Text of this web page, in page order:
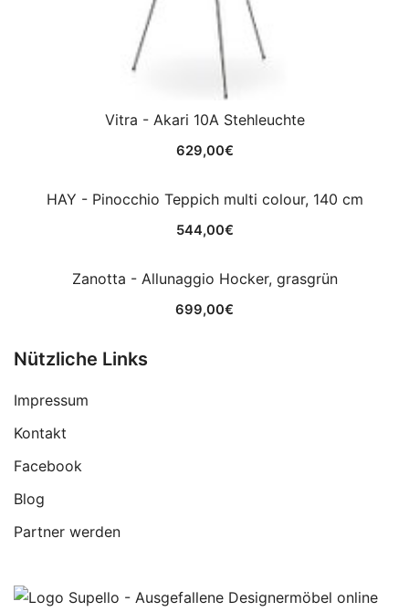
Vitra - Akari 10A Stehleuchte
629,00€
HAY - Pinocchio Teppich multi colour, 140 cm
544,00€
Zanotta - Allunaggio Hocker, grasgrün
699,00€
Nützliche Links
Impressum
Kontakt
Facebook
Blog
Partner werden